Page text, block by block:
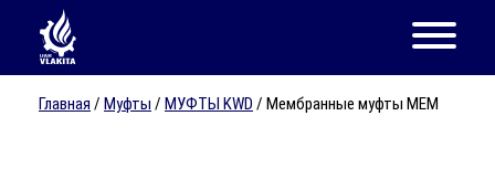
Главная / Муфты / МУФТЫ KWD / Мембранные муфты MEM